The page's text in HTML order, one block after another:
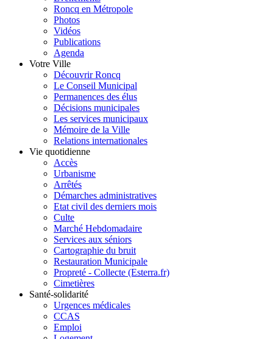
Roncq en Métropole
Photos
Vidéos
Publications
Agenda
Votre Ville
Découvrir Roncq
Le Conseil Municipal
Permanences des élus
Décisions municipales
Les services municipaux
Mémoire de la Ville
Relations internationales
Vie quotidienne
Accès
Urbanisme
Arrêtés
Démarches administratives
Etat civil des derniers mois
Culte
Marché Hebdomadaire
Services aux séniors
Cartographie du bruit
Restauration Municipale
Propreté - Collecte (Esterra.fr)
Cimetières
Santé-solidarité
Urgences médicales
CCAS
Emploi